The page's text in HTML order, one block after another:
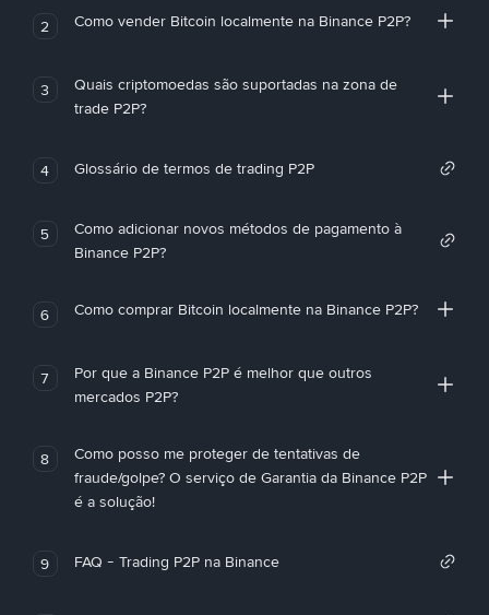
2 Como vender Bitcoin localmente na Binance P2P?
3
Quais criptomoedas são suportadas na zona de
trade P2P?
4 Glossário de termos de trading P2P
5
Como adicionar novos métodos de pagamento à
Binance P2P?
6 Como comprar Bitcoin localmente na Binance P2P?
7
Por que a Binance P2P é melhor que outros
mercados P2P?
8
Como posso me proteger de tentativas de
fraude/golpe? O serviço de Garantia da Binance P2P
é a solução!
9 FAQ - Trading P2P na Binance